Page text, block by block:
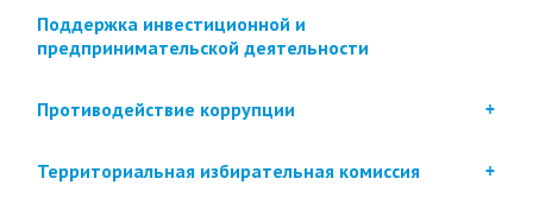
Поддержка инвестиционной и
предпринимательской деятельности
Противодействие коррупции
Территориальная избирательная комиссия